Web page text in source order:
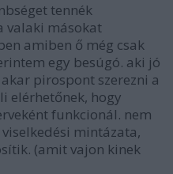
tennék
valaki másokat
amiben ő még csak
egy besúgó. aki jó
pirospont szerezni a
elérhetőnek, hogy
funkcionál. nem
mintázata,
(amit vajon kinek